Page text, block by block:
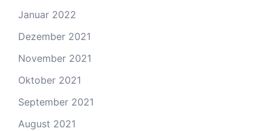
Januar 2022
Dezember 2021
November 2021
Oktober 2021
September 2021
August 2021